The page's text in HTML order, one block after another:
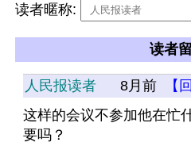
读者暱称:
读者
人民报读者 8月前
【
这样的会议不参加他在忙
要吗？